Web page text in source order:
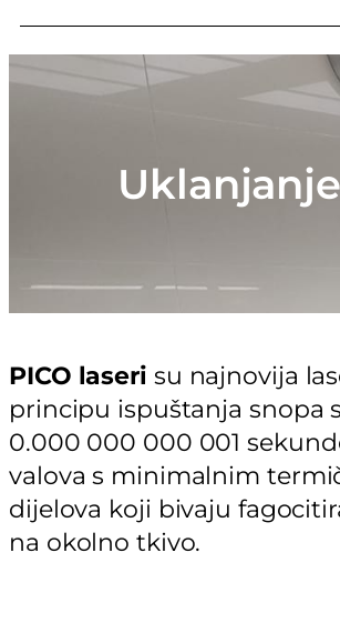
PICO laseri su najnovija
principu ispuštanja snopa
0.000 000 000 001
valova s minimalnim
dijelova koji bivaju
na okolno tkivo.